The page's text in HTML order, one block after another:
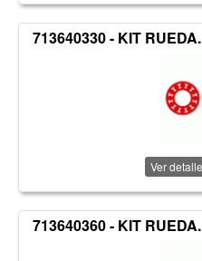
713640330 - KIT
Ver
713640360 - KIT